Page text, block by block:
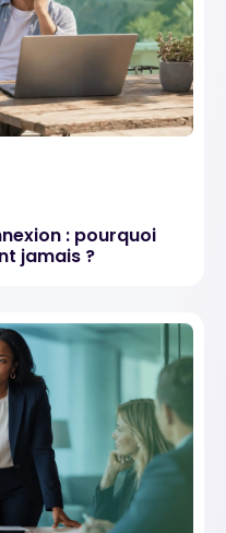
: pourquoi
jamais ?